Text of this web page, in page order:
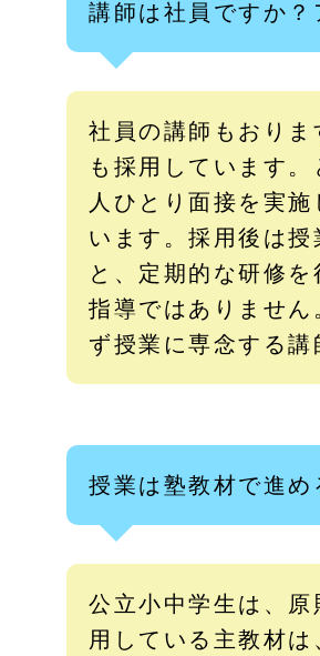
講師は社員ですか？
社員の講師もおりま
も採用しています
人ひとり面接を実
います。採用後は
と、定期的な研修
指導ではありませ
ず授業に専念する講
授業は塾教材で進
公立小中学生は、
用している主教材